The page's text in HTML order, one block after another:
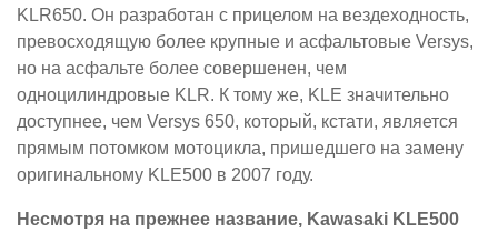
KLR650. Он разработан с прицелом на вездеходность,
превосходящую более крупные и асфальтовые Versys,
но на асфальте более совершенен, чем
одноцилиндровые KLR. К тому же, KLE значительно
доступнее, чем Versys 650, который, кстати, является
прямым потомком мотоцикла, пришедшего на замену
оригинальному KLE500 в 2007 году.
Несмотря на прежнее название, Kawasaki KLE500